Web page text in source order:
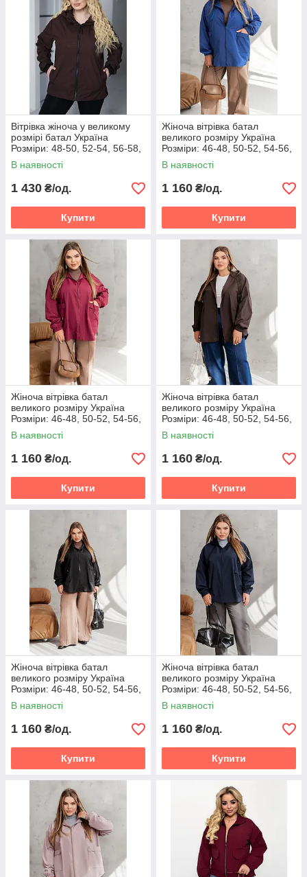
Вітрівка жіноча у великому
розмірі батал Україна
Розміри: 48-50, 52-54, 56-58,
60-62
В наявності
1 430 ₴/од.
Купити
Жіноча вітрівка батал
великого розміру Україна
Розміри: 46-48, 50-52, 54-56,
58-60, 62-64, 66-68
В наявності
1 160 ₴/од.
Купити
Жіноча вітрівка батал
великого розміру Україна
Розміри: 46-48, 50-52, 54-56,
58-60, 62-64, 66-68
В наявності
1 160 ₴/од.
Купити
Жіноча вітрівка батал
великого розміру Україна
Розміри: 46-48, 50-52, 54-56,
58-60, 62-64, 66-68
В наявності
1 160 ₴/од.
Купити
Жіноча вітрівка батал
великого розміру Україна
Розміри: 46-48, 50-52, 54-56,
58-60, 62-64, 66-68
В наявності
1 160 ₴/од.
Купити
Жіноча вітрівка батал
великого розміру Україна
Розміри: 46-48, 50-52, 54-56,
58-60, 62-64, 66-68
В наявності
1 160 ₴/од.
Купити